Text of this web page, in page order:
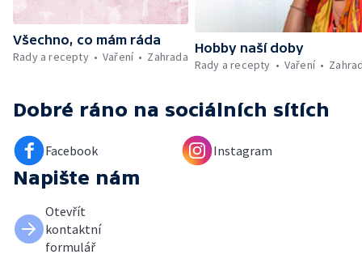
Všechno, co mám ráda
Rady a recepty
Vaření Zahrada
Hobby naší doby
Rady a recepty
Vaření
Dobré ráno na sociálních sítích
Facebook Instagram
Napište nám
Otevřít
kontaktní
formulář